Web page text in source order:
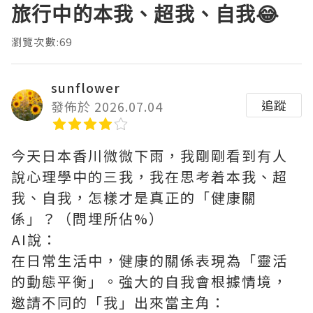
旅行中的本我、超我、自我😂
瀏覽次數:69
sunflower
發佈於 2026.07.04
追蹤
今天日本香川微微下雨，我剛剛看到有人
說心理學中的三我，我在思考着本我、超
我、自我，怎樣才是真正的「健康關
係」？（問埋所佔%）
AI說：
在日常生活中，健康的關係表現為「靈活
的動態平衡」。強大的自我會根據情境，
邀請不同的「我」出來當主角：